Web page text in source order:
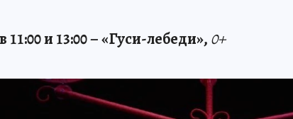
11:00 и 13:00 – «Гуси-лебеди», 0+